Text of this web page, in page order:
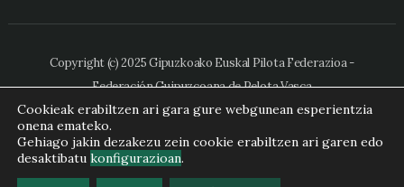
Copyright (c) 2025 Gipuzkoako Euskal Pilota Federazioa -
Federación Guipuzcoana de Pelota Vasca
Cookieak erabiltzen ari gara gure webgunean esperientzia
onena emateko.
Gehiago jakin dezakezu zein cookie erabiltzen ari garen edo
desaktibatu konfigurazioan.